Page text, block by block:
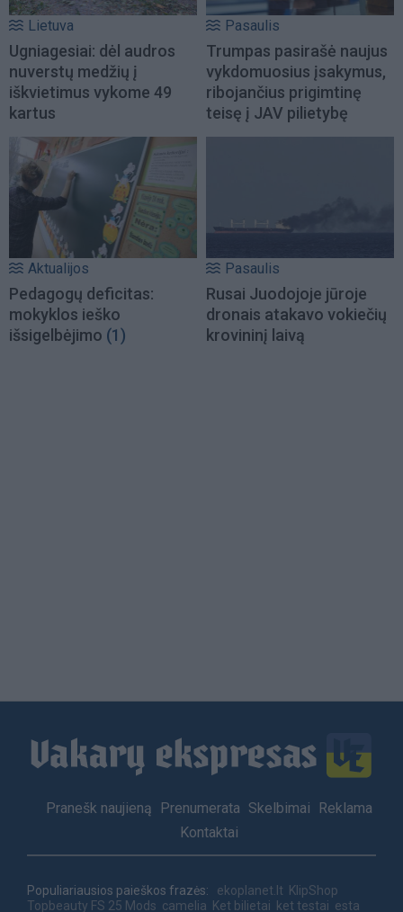
Lietuva
Ugniagesiai: dėl audros
nuverstų medžių į
iškvietimus vykome 49
kartus
Pasaulis
Trumpas pasirašė naujus
vykdomuosius įsakymus,
ribojančius prigimtinę
teisę į JAV pilietybę
Aktualijos
Pedagogų deficitas:
mokyklos ieško
išsigelbėjimo (1)
Pasaulis
Rusai Juodojoje jūroje
dronais atakavo vokiečių
krovininį laivą
Footer
Pranešk naujieną Prenumerata Skelbimai
Reklama
Kontaktai
Populiariausios paieškos frazės: ekoplanet.lt KlipShop
Topbeauty FS 25 Mods camelia Ket bilietai ket testai esta